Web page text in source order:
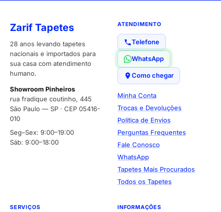
Zarif Tapetes
28 anos levando tapetes
nacionais e importados para
sua casa com atendimento
humano.
Showroom Pinheiros
rua fradique coutinho, 445
São Paulo — SP · CEP 05416-
010
Seg–Sex: 9:00–19:00
Sáb: 9:00–18:00
ATENDIMENTO
Telefone
WhatsApp
Como chegar
Minha Conta
Trocas e Devoluções
Política de Envios
Perguntas Frequentes
Fale Conosco
WhatsApp
Tapetes Mais Procurados
Todos os Tapetes
SERVIÇOS INFORMAÇÕES